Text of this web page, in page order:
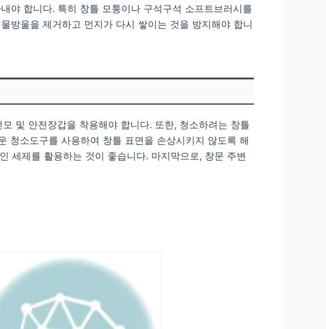
야 합니다. 특히 창틀 모퉁이나 구석구석 소프트브러시를
방울을 제거하고 먼지가 다시 쌓이는 것을 방지해야 합니
및 안전장갑을 착용해야 합니다. 또한, 청소하려는 창틀
청소도구를 사용하여 창틀 표면을 손상시키지 않도록 해
세제를 활용하는 것이 좋습니다. 마지막으로, 창문 주변